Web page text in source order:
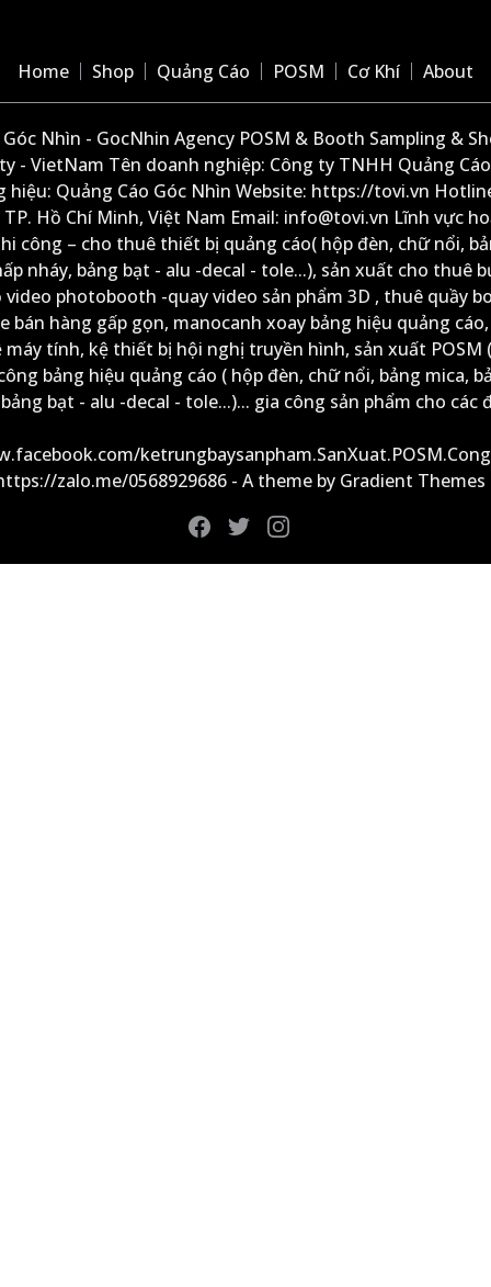
Home Shop Quảng Cáo POSM Cơ Khí About
Nhìn - GocNhin Agency POSM & Booth Sampling &
- VietNam Tên doanh nghiệp: Công ty TNHH Quảng
Quảng Cáo Góc Nhìn Website: https://tovi.vn
Hồ Chí Minh, Việt Nam Email: info@tovi.vn Lĩnh vực
công – cho thuê thiết bị quảng cáo( hộp đèn, chữ nổi,
nháy, bảng bạt - alu -decal - tole...), sản xuất cho thuê
photobooth -quay video sản phẩm 3D , thuê quầy
bán hàng gấp gọn, manocanh xoay bảng hiệu quảng
tính, kệ thiết bị hội nghị truyền hình, sản xuất POSM
bảng hiệu quảng cáo ( hộp đèn, chữ nổi, bảng mica,
bạt - alu -decal - tole...)... gia công sản phẩm cho các
zalo.me/0568929686 - A theme by Gradient